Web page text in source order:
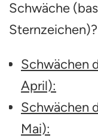
Schwächen
April):
Schwächen
Mai):